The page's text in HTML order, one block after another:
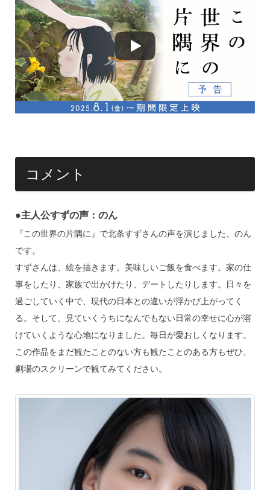
コメント
●主人公すずの声：のん
『この世界の片隅に』で北条すずさんの声を演じました。のん
です。
すずさんは、絵を描きます。美味しいご飯を食べます。家の仕
事をしたり、家族で出かけたり、デートしたりします。日々を
過ごしていく中で、現代の日本との違いが浮かび上がってく
る。そして、見ていくうちになんでもない日常の幸せに心が溶
けていくような心地になりました。毎日が愛おしくなります。
この作品をまだ観たことのない方も観たことのある方もぜひ、
劇場のスクリーンで観てみてください。